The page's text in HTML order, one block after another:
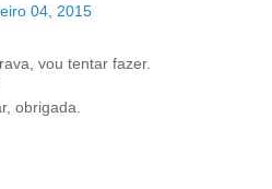
04, 2015
vou tentar fazer.
obrigada.